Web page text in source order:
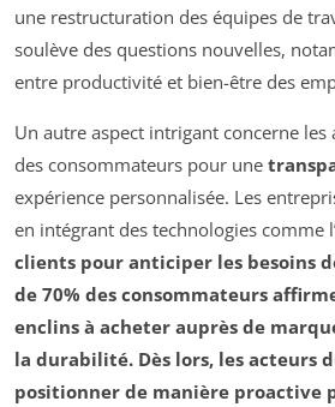
une restructuration des équipes de
soulève des questions nouvelles,
entre productivité et bien-être des
Un autre aspect intrigant concerne les
des consommateurs pour une
expérience personnalisée. Les
en intégrant des technologies comme
clients pour anticiper les besoins
de 70% des consommateurs
enclins à acheter auprès de
la durabilité. Dès lors, les acteurs
positionner de manière proactive